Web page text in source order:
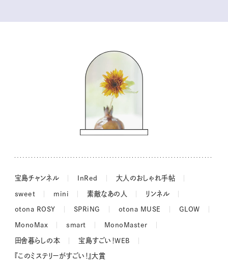
コウケンテツのヒトワザ巡り
ノーラのフィンランド旅気分
吉田羊さんの着物と12のアソビゴコロ
長谷川あかりさんの今週もお疲れ様つまみ
宝島チャンネル InRed 大人のおしゃれ手帖
sweet mini 素敵なあの人 リンネル
otona ROSY SPRiNG otona MUSE GLOW
MonoMax smart MonoMaster
田舎暮らしの本 宝島すごい！WEB
『このミステリーがすごい！』大賞